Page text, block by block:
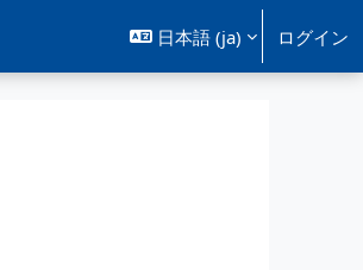
日本語 ‎(ja)‎ ログイン